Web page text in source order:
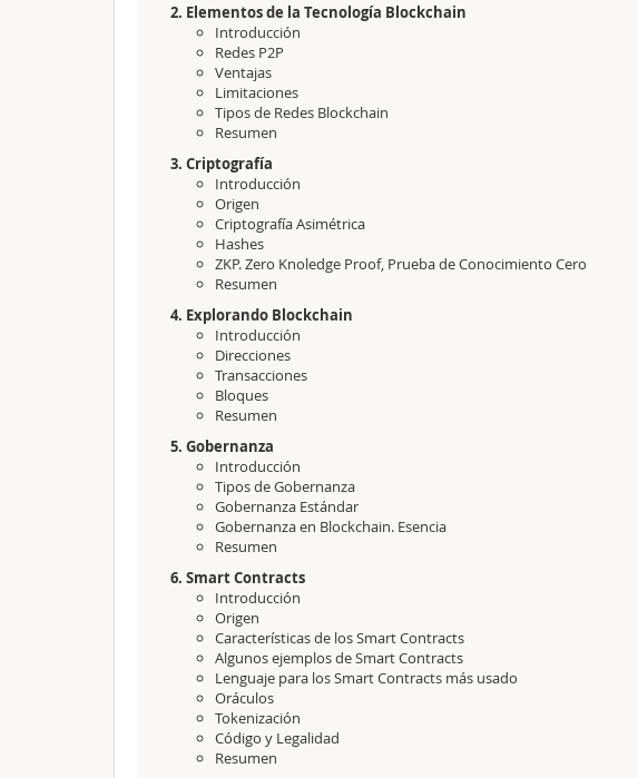
2. Elementos de la Tecnología Blockchain
Introducción
Redes P2P
Ventajas
Limitaciones
Tipos de Redes Blockchain
Resumen
3. Criptografía
Introducción
Origen
Criptografía Asimétrica
Hashes
ZKP. Zero Knoledge Proof, Prueba de Conocimiento Cero
Resumen
4. Explorando Blockchain
Introducción
Direcciones
Transacciones
Bloques
Resumen
5. Gobernanza
Introducción
Tipos de Gobernanza
Gobernanza Estándar
Gobernanza en Blockchain. Esencia
Resumen
6. Smart Contracts
Introducción
Origen
Características de los Smart Contracts
Algunos ejemplos de Smart Contracts
Lenguaje para los Smart Contracts más usado
Oráculos
Tokenización
Código y Legalidad
Resumen